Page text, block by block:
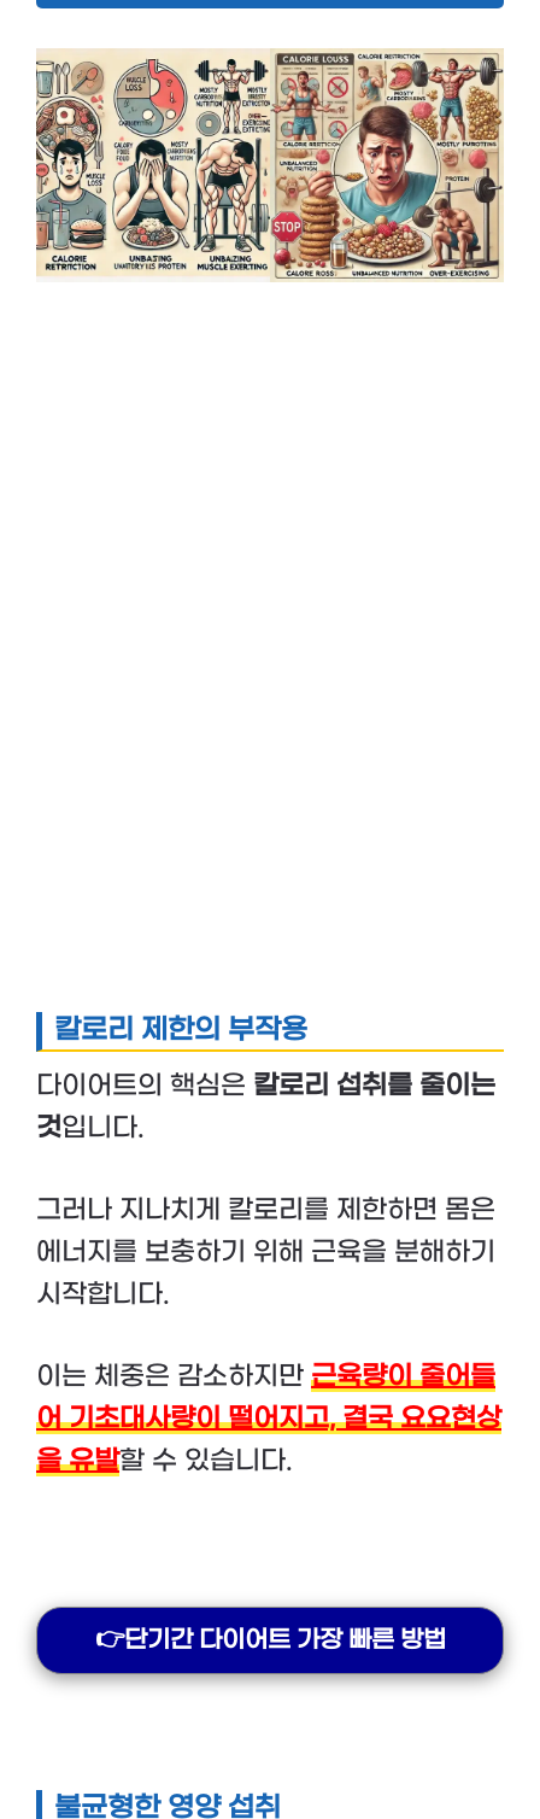
칼로리 제한의 부작용
다이어트의 핵심은 칼로리 섭취를 줄이는
것입니다.
그러나 지나치게 칼로리를 제한하면 몸은
에너지를 보충하기 위해 근육을 분해하기
시작합니다.
이는 체중은 감소하지만 근육량이 줄어들
어 기초대사량이 떨어지고, 결국 요요현상
을 유발할 수 있습니다.
👉단기간 다이어트 가장 빠른 방법
불균형한 영양 섭취